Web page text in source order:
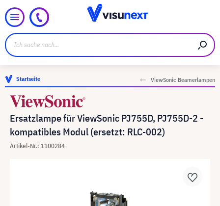
Startseite ViewSonic Beamerlampen
Ersatzlampe für ViewSonic PJ755D, PJ755D-2 -
kompatibles Modul (ersetzt: RLC-002)
Artikel-Nr.: 1100284